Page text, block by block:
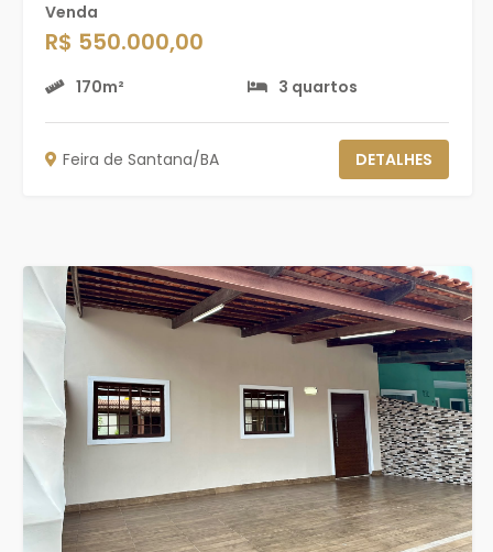
Venda
R$ 550.000,00
170m² 3 quartos
Feira de Santana/BA DETALHES